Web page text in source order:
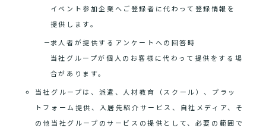
イベント参加企業へご登録者に代わって登録情報を
提供します。
求人者が提供するアンケートへの回答時
当社グループが個人のお客様に代わって提供をする場
合があります。
当社グループは、派遣、人材教育（スクール）、プラッ
トフォーム提供、入居先紹介サービス、自社メディア、そ
の他当社グループのサービスの提供として、必要の範囲で